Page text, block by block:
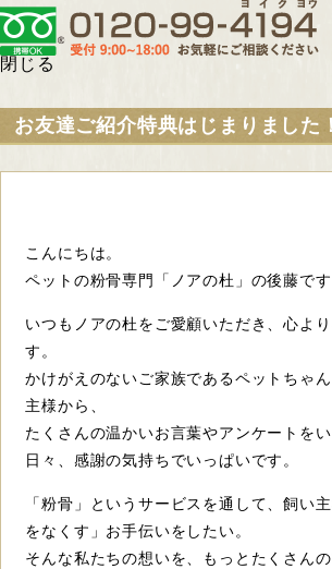
閉じる
お友達ご紹介特典はじまりました！
こんにちは。
ペットの粉骨専門「ノアの杜」の後藤です
いつもノアの杜をご愛顧いただき、心よ
す。
かけがえのないご家族であるペットちゃ
主様から、
たくさんの温かいお言葉やアンケートを
日々、感謝の気持ちでいっぱいです。
「粉骨」というサービスを通して、飼い
をなくす」お手伝いをしたい。
そんな私たちの想いを、もっとたくさん